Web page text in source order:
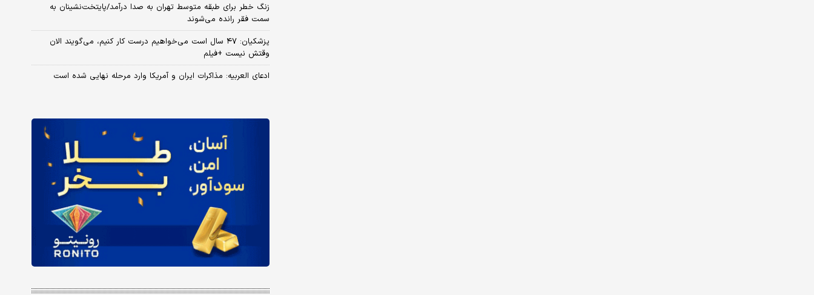
زنگ خطر برای طبقه متوسط تهران به صدا درآمد/پایتخت‌نشینان به
سمت فقر رانده می‌شوند
پزشکیان: ۴۷ سال است می‌خواهیم درست کار کنیم، می‌گویند الان
وقتش نیست +فیلم
ادعای العربیه: مذاکرات ایران و آمریکا وارد مرحله نهایی شده است